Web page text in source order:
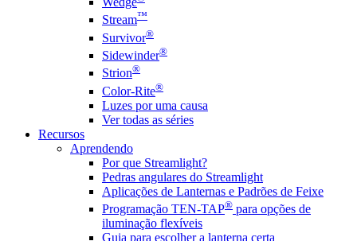
Stream™
Survivor®
Sidewinder®
Strion®
Color-Rite®
Luzes por uma causa
Ver todas as séries
Recursos
Aprendendo
Por que Streamlight?
Pedras angulares do Streamlight
Aplicações de Lanternas e Padrões de Feixe
Programação TEN-TAP® para opções de
iluminação flexíveis
Guia para escolher a lanterna certa